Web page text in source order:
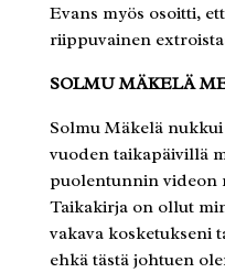
Evans myös osoitti,
riippuvainen
SOLMU MÄKELÄ
Solmu Mäkelä
vuoden taikapäivillä
puolentunnin videon
Taikakirja on ollut
vakava kosketukseni
ehkä tästä johtuen